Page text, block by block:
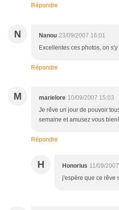
Répondre
N Nanou 23/09/2007 16:01
Excellentes ces photos, on
Répondre
M marielore 10/09/2007 15:03
Je rêve un jour de pouvoir
semaine et amusez vous
Répondre
H Honorius 11/09/
j'espère que ce rêve